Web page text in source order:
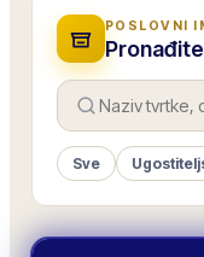
POSLOVNI
Sve